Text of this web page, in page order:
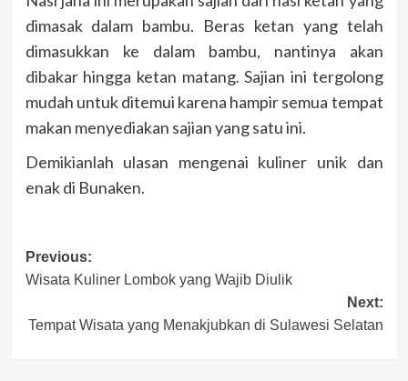
dimasak dalam bambu. Beras ketan yang telah
dimasukkan ke dalam bambu, nantinya akan
dibakar hingga ketan matang. Sajian ini tergolong
mudah untuk ditemui karena hampir semua tempat
makan menyediakan sajian yang satu ini.
Demikianlah ulasan mengenai kuliner unik dan
enak di Bunaken.
Post
navigation
Previous:
Wisata Kuliner Lombok yang Wajib Diulik
Next:
Tempat Wisata yang Menakjubkan di Sulawesi Selatan